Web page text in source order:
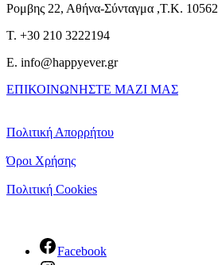
Ρομβης 22, Αθήνα-Σύνταγμα ,Τ.Κ. 10562
T. +30 210 3222194
E. info@happyever.gr
ΕΠΙΚΟΙΝΩΝΗΣΤΕ ΜΑΖΙ ΜΑΣ
Πολιτική Απορρήτου
Όροι Χρήσης
Πολιτική Cookies
Facebook